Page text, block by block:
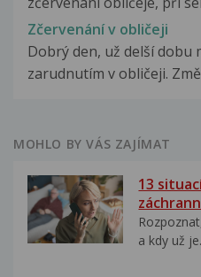
Zčervenání v obličeji
Dobrý den, už delší dobu
zarudnutím v obličeji.
MOHLO BY VÁS ZAJÍMAT
13
a kdy už